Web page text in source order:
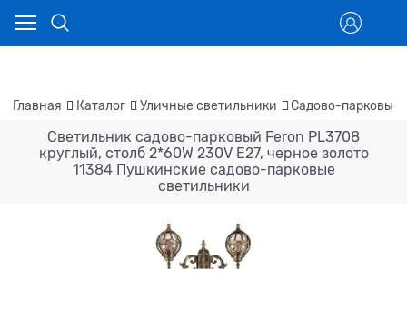
Главная Каталог Уличные светильники Садово-парковые
Светильник садово-парковый Feron PL3708
круглый, столб 2*60W 230V E27, черное золото
11384 Пушкинские садово-парковые
светильники